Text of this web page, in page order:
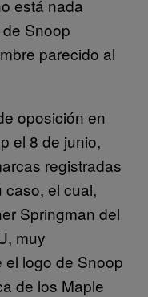
está nada
Snoop
parecido al
oposición en
el 8 de junio,
registradas
caso, el cual,
Springman del
muy
logo de Snoop
de los Maple